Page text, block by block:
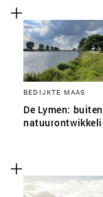
BEDIJKTE MAAS
De Lymen: